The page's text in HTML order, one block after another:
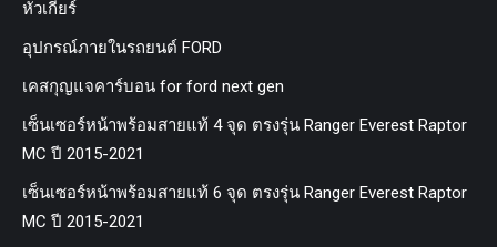
หัวเกียร์
อุปกรณ์ภายในรถยนต์ FORD
เคสกุญแจคาร์บอน for ford next gen
เซ็นเซอร์หน้าพร้อมสายแท้ 4 จุด ตรงรุ่น Ranger Everest Raptor
MC ปี 2015-2021
เซ็นเซอร์หน้าพร้อมสายแท้ 6 จุด ตรงรุ่น Ranger Everest Raptor
MC ปี 2015-2021